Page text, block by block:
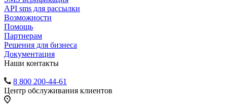
API sms для рассылки
Возможности
Помощь
Партнерам
Решения для бизнеса
Документация
Наши контакты
8 800 200-44-61
Центр обслуживания клиентов